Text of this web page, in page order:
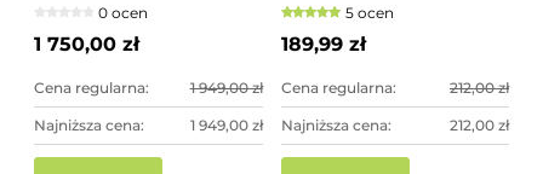
imponująca dekoracja
ogrodowa
0 ocen
1 750,00 zł
Cena regularna: 1 949,00 zł
Najniższa cena: 1 949,00 zł
5 ocen
189,99 zł
Cena regularna: 212,00 zł
Najniższa cena: 212,00 zł